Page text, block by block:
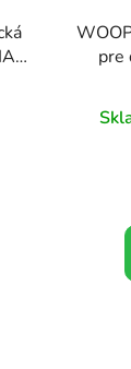
pre